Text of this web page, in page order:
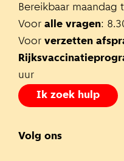
Bereikbaar maandag
Voor alle vragen:
Voor verzetten
uur
Ik zoek hulp
Volg ons